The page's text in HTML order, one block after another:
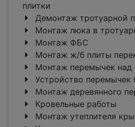
плитки
Демонтаж тротуарной
Монтаж люка в
Монтаж ФБС
Монтаж ж/б плиты
Монтаж перемычек над
Устройство перемычек
Монтаж деревянного
Кровельные работы
Монтаж утеплителя